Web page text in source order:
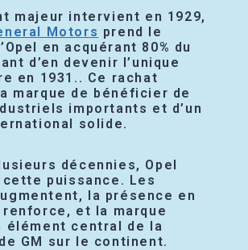
majeur intervient en 1929,
Motors prend le
en acquérant 80% du
d’en devenir l’unique
en 1931.. Ce rachat
marque de bénéficier de
importants et d’un
solide.
décennies, Opel
puissance. Les
la présence en
renforce, et la marque
élément central de la
GM sur le continent.